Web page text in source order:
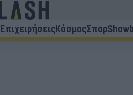
ΕπιχειρήσειςΚόσμοςΣπορ